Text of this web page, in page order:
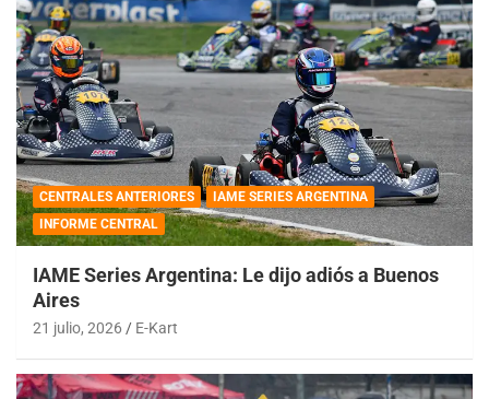
CENTRALES ANTERIORES
IAME SERIES ARGENTINA
INFORME CENTRAL
IAME Series Argentina: Le dijo adiós a Buenos
Aires
21 julio, 2026 E-Kart